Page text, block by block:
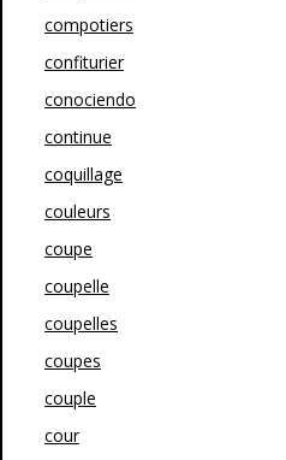
compotiers
confiturier
conociendo
continue
coquillage
couleurs
coupe
coupelle
coupelles
coupes
couple
cour